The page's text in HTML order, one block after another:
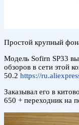
Простой крупный
Модель Sofirn SP33
обзоров в сети этой
50.2 https://
Заказывал его в
650 + переходник на